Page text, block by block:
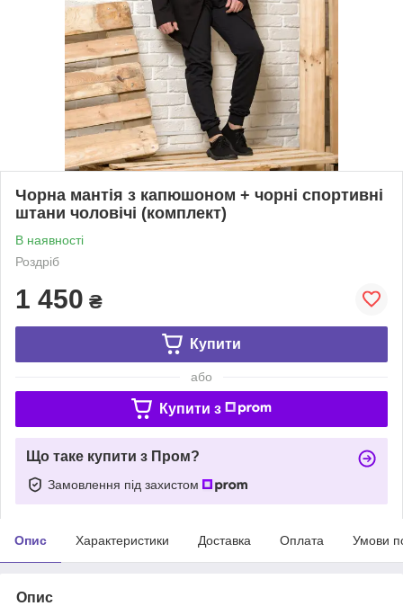
Чорна мантія з капюшоном + чорні спортивні
штани чоловічі (комплект)
В наявності
Роздріб
1 450 ₴
Купити
або
Купити з
Що таке купити з Пром?
Замовлення під захистом
Опис Характеристики Доставка Оплата Умови
Опис